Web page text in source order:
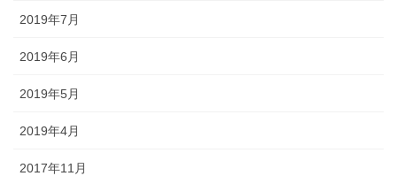
2019年7月
2019年6月
2019年5月
2019年4月
2017年11月